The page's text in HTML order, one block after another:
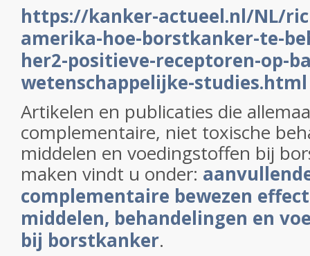
https://kanker-actueel.nl/NL/
amerika-hoe-borstkanker-te-
her2-positieve-receptoren-op-
wetenschappelijke-studies.html
Artikelen en publicaties die
complementaire, niet toxische
middelen en voedingstoffen bij
maken vindt u onder:
complementaire bewezen
middelen, behandelingen en
bij borstkanker.